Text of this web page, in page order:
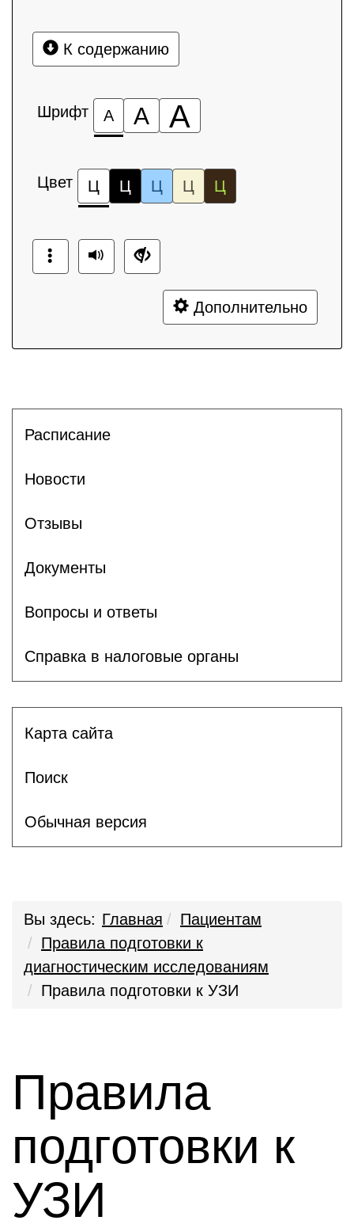
К содержанию
Шрифт А А А
Цвет Ц Ц Ц Ц Ц
Дополнительно
Расписание
Новости
Отзывы
Документы
Вопросы и ответы
Справка в налоговые органы
Карта сайта
Поиск
Обычная версия
Вы здесь: Главная
Пациентам
Правила подготовки к
диагностическим исследованиям
Правила подготовки к УЗИ
Правила
подготовки к
УЗИ